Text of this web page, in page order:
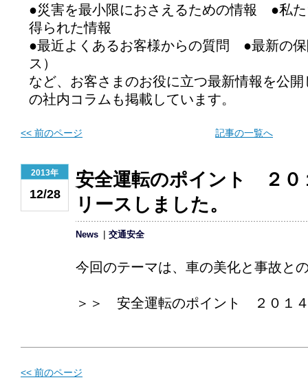
●災害を最小限におさえるための情報 ●私
得られた情報
●最近よくあるお客様からの質問 ●最新の
ス）
など、お客さまのお役に立つ最新情報を公
の社内コラムも掲載しています。
<< 前のページ 記事の一覧へ
2013年
12/28
安全運転のポイント ２０
リースしました。
News 交通安全
今回のテーマは、車の美化と事故と
＞＞ 安全運転のポイント ２０１
<< 前のページ